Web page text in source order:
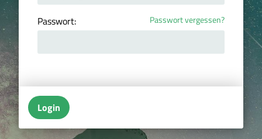
Passwort: Passwort vergessen?
Login